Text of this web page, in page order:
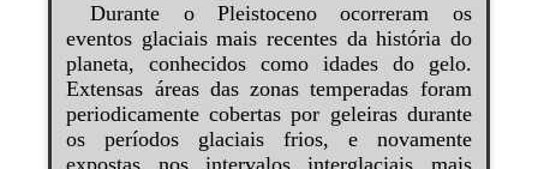
Durante o Pleistoceno ocorreram os
eventos glaciais mais recentes da história do
planeta, conhecidos como idades do gelo.
Extensas áreas das zonas temperadas foram
periodicamente cobertas por geleiras durante
os períodos glaciais frios, e novamente